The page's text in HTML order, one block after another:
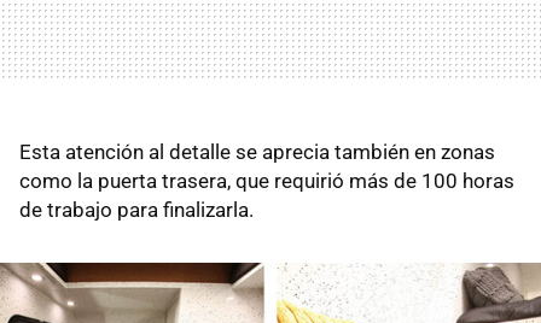
Esta atención al detalle se aprecia también en zonas
como la puerta trasera, que requirió más de 100 horas
de trabajo para finalizarla.